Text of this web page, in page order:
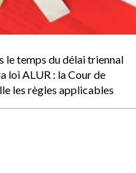
le temps du délai triennal
loi ALUR : la Cour de
les règles applicables